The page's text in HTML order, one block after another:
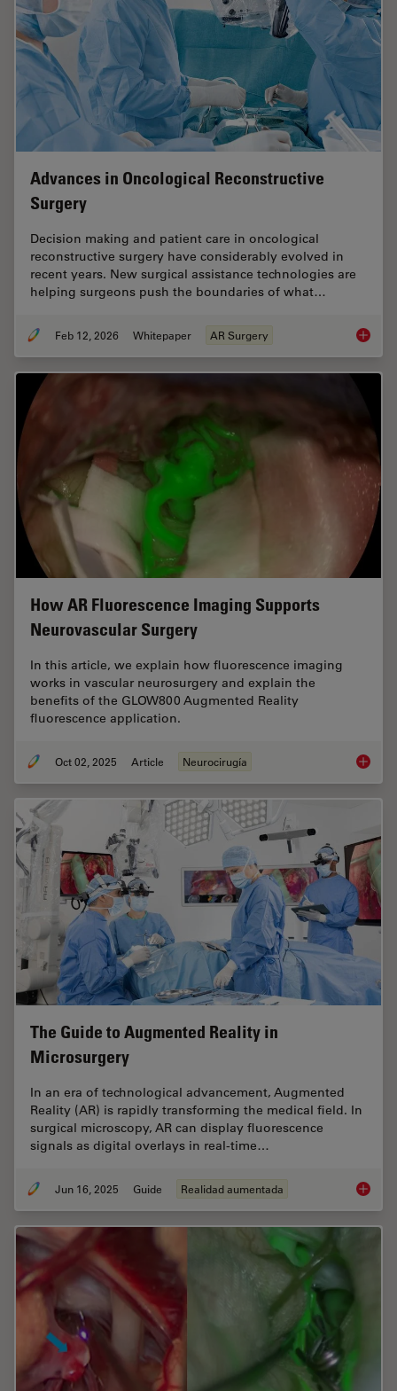
Advances in Oncological Reconstructive
Surgery
Decision making and patient care in oncological
reconstructive surgery have considerably evolved in
recent years. New surgical assistance technologies are
helping surgeons push the boundaries of what…
Feb 12, 2026 Whitepaper AR Surgery
How AR Fluorescence Imaging Supports
Neurovascular Surgery
In this article, we explain how fluorescence imaging
works in vascular neurosurgery and explain the
benefits of the GLOW800 Augmented Reality
fluorescence application.
Oct 02, 2025 Article Neurocirugía How
The Guide to Augmented Reality in
Microsurgery
In an era of technological advancement, Augmented
Reality (AR) is rapidly transforming the medical field. In
surgical microscopy, AR can display fluorescence
signals as digital overlays in real-time…
Jun 16, 2025 Guide Realidad aumentada The